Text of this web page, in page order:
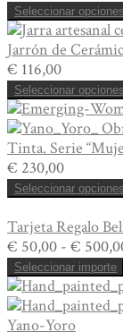
Seleccionar opciones
Jarrón de
€ 116,00
Seleccionar opciones
Tinta. Serie
€ 230,00
Seleccionar opciones
Tarjeta Regalo
€ 50,00 - €
Seleccionar importe